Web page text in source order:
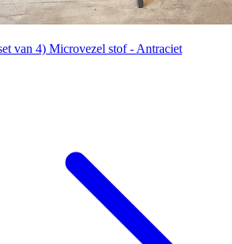
van 4) Microvezel stof - Antraciet